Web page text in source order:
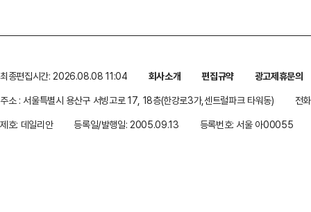
최종편집시간: 2026.08.08 11:04 회사소개 편집규약
광고제휴문의
주소 : 서울특별시 용산구 서빙고로 17, 18층(한강로3가,센트럴파크 타워동)
전
제호: 데일리안
등록일/발행일: 2005.09.13 등록번호: 서울 아00055